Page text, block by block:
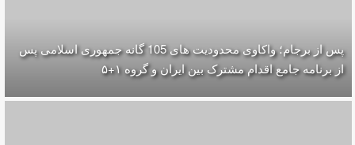
پس از برجام؛ واکاوی محدودیت های 105 گانه جمهوری اسلامی پس
از برنامه جامع اقدام مشترک بین ایران و گروه ۱+۵